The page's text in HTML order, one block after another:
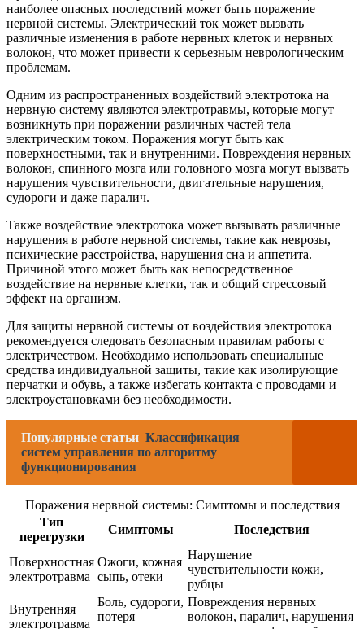
наиболее опасных последствий может быть поражение
нервной системы. Электрический ток может вызвать
различные изменения в работе нервных клеток и нервных
волокон, что может привести к серьезным неврологическим
проблемам.
Одним из распространенных воздействий электротока на
нервную систему являются электротравмы, которые могут
возникнуть при поражении различных частей тела
электрическим током. Поражения могут быть как
поверхностными, так и внутренними. Повреждения нервных
волокон, спинного мозга или головного мозга могут вызвать
нарушения чувствительности, двигательные нарушения,
судороги и даже паралич.
Также воздействие электротока может вызывать различные
нарушения в работе нервной системы, такие как неврозы,
психические расстройства, нарушения сна и аппетита.
Причиной этого может быть как непосредственное
воздействие на нервные клетки, так и общий стрессовый
эффект на организм.
Для защиты нервной системы от воздействия электротока
рекомендуется следовать безопасным правилам работы с
электричеством. Необходимо использовать специальные
средства индивидуальной защиты, такие как изолирующие
перчатки и обувь, а также избегать контакта с проводами и
электроустановками без необходимости.
Популярные статьи Классификация
систем управления по алгоритму
функционирования
Поражения нервной системы: Симптомы и последствия
Тип
перегрузки
Симптомы Последствия
Поверхностная
электротравма
Ожоги, кожная
сыпь, отеки
Нарушение
чувствительности кожи,
рубцы
Внутренняя
электротравма
Боль, судороги,
потеря
Повреждения нервных
волокон, паралич, нарушения